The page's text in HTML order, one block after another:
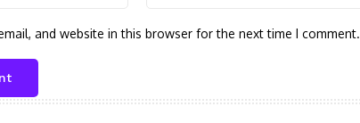
and website in this browser for the next time I comment.